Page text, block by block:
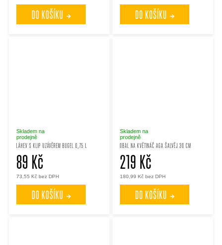
DO KOŠÍKU DO KOŠÍKU
LÁHEV S KLIP UZÁVĚREM BUGEL 0,75 L
Skladem na
prodejně
73,55 Kč bez DPH
89 Kč
DO KOŠÍKU
OBAL NA KVĚTINÁČ AGA ŠALVĚJ 30 CM
Skladem na
prodejně
180,99 Kč bez DPH
219 Kč
DO KOŠÍKU